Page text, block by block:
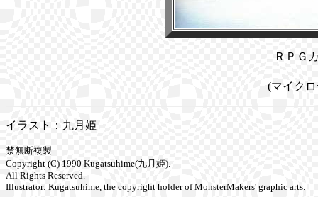
ＲＰＧ
(マイク
イラスト：九月姫
禁無断複製
Copyright (C) 1990 Kugatsuhime(九月姫).
All Rights Reserved.
Illustrator: Kugatsuhime, the copyright holder of MonsterMakers' graphic arts.